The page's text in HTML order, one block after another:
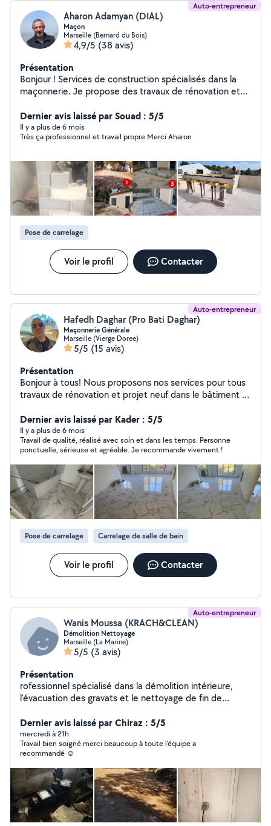
Auto-entrepreneur
Aharon Adamyan (DIAL)
Maçon
Marseille (Bernard du Bois)
4,9/5 (38 avis)
Présentation
Bonjour ! Services de construction spécialisés dans la
maçonnerie. Je propose des travaux de rénovation et
qualité.
Dernier avis laissé par Souad : 5/5
Il y a plus de 6 mois
Très ça professionnel et travail propre Merci Aharon
Pose de carrelage
Voir le profil Contacter
Auto-entrepreneur
Hafedh Daghar (Pro Bati Daghar)
Maçonnerie Générale
Marseille (Vierge Doree)
5/5 (15 avis)
Présentation
Bonjour à tous! Nous proposons nos services pour tous
travaux de rénovation et projet neuf dans le bâtiment et
électricité, carrelage, placo, parquet, toiture,
charpente, peinture, soudure, gouttière, etanchéité,
salle de bain, plafond , isolation intérieure, extérieure,
façade poser des portes et fenêtres, on PVC, double
vitrage et boissons
Dernier avis laissé par Kader : 5/5
Il y a plus de 6 mois
Travail de qualité, réalisé avec soin et dans les temps. Personne
ponctuelle, sérieuse et agréable. Je recommande vivement !
Pose de carrelage Carrelage de salle de bain
Voir le profil Contacter
Auto-entrepreneur
Wanis Moussa (KRACH&CLEAN)
Démolition Nettoyage
Marseille (La Marine)
5/5 (3 avis)
Présentation
rofessionnel spécialisé dans la démolition intérieure,
l'évacuation des gravats et le nettoyage de fin de
professionnels pour : Démolition de cloisons non
porteuses Dépose de cuisines et salles de bain Retrait
de carrelage, parquet, faux plafonds et revêtements
Débarras de gravats, matériaux et encombrants
Évacuation des déchets de chantier Nettoyage complet
après travaux Remise en état avant réception, location
ou vente Sérieux, réactif et équipé pour les chantiers de
rénovation, appartements, maisons, locaux
commerciaux et bureaux. Devis gratuit et facture
Dernier avis laissé par Chiraz : 5/5
mercredi à 21h
Travail bien soigné merci beaucoup à toute l’équipe a
recommandé ☺️